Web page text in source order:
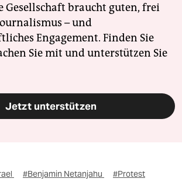
Gesellschaft braucht guten, frei
– und
Engagement. Finden Sie
Sie mit und unterstützen Sie
Jetzt unterstützen
#Benjamin Netanjahu #Protest